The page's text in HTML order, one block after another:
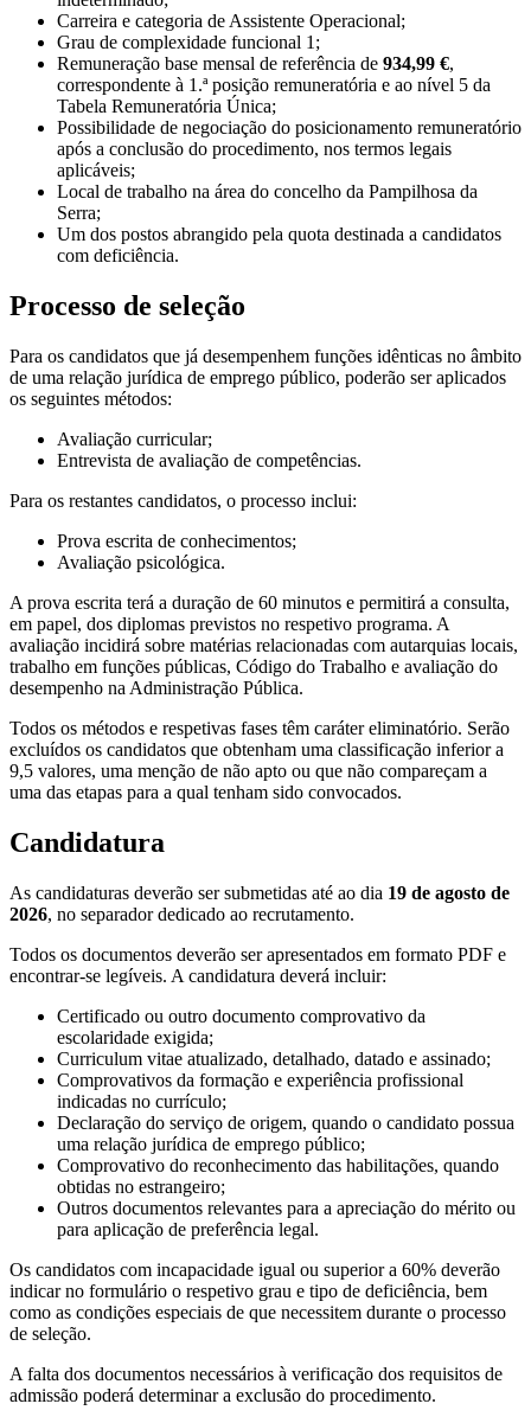
Carreira e categoria de Assistente Operacional;
Grau de complexidade funcional 1;
Remuneração base mensal de referência de 934,99 €,
correspondente à 1.ª posição remuneratória e ao nível 5 da
Tabela Remuneratória Única;
Possibilidade de negociação do posicionamento remuneratório
após a conclusão do procedimento, nos termos legais
aplicáveis;
Local de trabalho na área do concelho da Pampilhosa da
Serra;
Um dos postos abrangido pela quota destinada a candidatos
com deficiência.
Processo de seleção
Para os candidatos que já desempenhem funções idênticas no âmbito
de uma relação jurídica de emprego público, poderão ser aplicados
os seguintes métodos:
Avaliação curricular;
Entrevista de avaliação de competências.
Para os restantes candidatos, o processo inclui:
Prova escrita de conhecimentos;
Avaliação psicológica.
A prova escrita terá a duração de 60 minutos e permitirá a consulta,
em papel, dos diplomas previstos no respetivo programa. A
avaliação incidirá sobre matérias relacionadas com autarquias locais,
trabalho em funções públicas, Código do Trabalho e avaliação do
desempenho na Administração Pública.
Todos os métodos e respetivas fases têm caráter eliminatório. Serão
excluídos os candidatos que obtenham uma classificação inferior a
9,5 valores, uma menção de não apto ou que não compareçam a
uma das etapas para a qual tenham sido convocados.
Candidatura
As candidaturas deverão ser submetidas até ao dia 19 de agosto de
2026, no separador dedicado ao recrutamento.
Todos os documentos deverão ser apresentados em formato PDF e
encontrar-se legíveis. A candidatura deverá incluir:
Certificado ou outro documento comprovativo da
escolaridade exigida;
Curriculum vitae atualizado, detalhado, datado e assinado;
Comprovativos da formação e experiência profissional
indicadas no currículo;
Declaração do serviço de origem, quando o candidato possua
uma relação jurídica de emprego público;
Comprovativo do reconhecimento das habilitações, quando
obtidas no estrangeiro;
Outros documentos relevantes para a apreciação do mérito ou
para aplicação de preferência legal.
Os candidatos com incapacidade igual ou superior a 60% deverão
indicar no formulário o respetivo grau e tipo de deficiência, bem
como as condições especiais de que necessitem durante o processo
de seleção.
A falta dos documentos necessários à verificação dos requisitos de
admissão poderá determinar a exclusão do procedimento.